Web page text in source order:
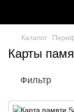
Каталог
Карты
Фильтр